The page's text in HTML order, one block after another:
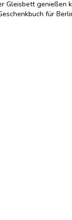
Gleisbett
für